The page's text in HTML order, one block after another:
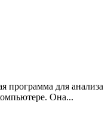
программа для анализа
Она...